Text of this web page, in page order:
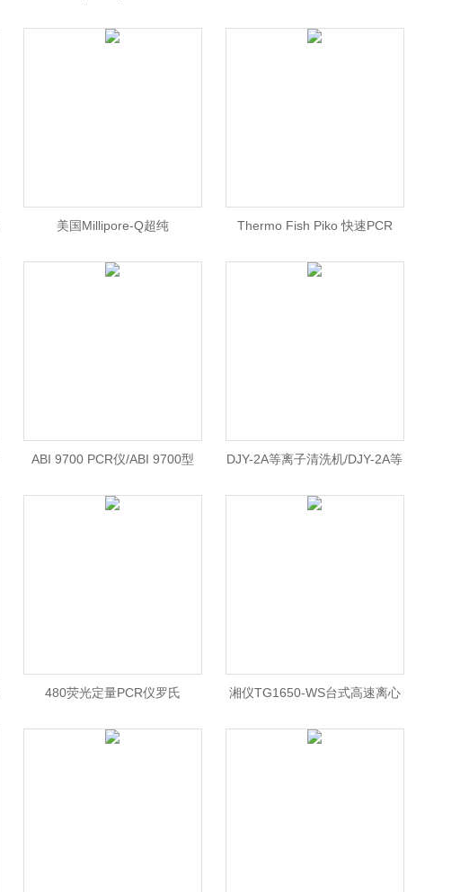
仪/Thermo PIKO PCR仪/ Piko
美国Millipore-Q超纯
水/Millipore-Q超纯水*/美国
Thermo Fish Piko 快速PCR
仪/Thermo /Thermo Piko PCR
ABI 9700 PCR仪/ABI 9700型
PCR仪现货/ABI PCR仪 北京
DJY-2A等离子清洗机/DJY-2A等
离子清洗机/小型等离子清洗机
480荧光定量PCR仪罗氏
LightCycler480荧光定量PCR仪/
湘仪TG1650-WS台式高速离心
机/TG1650-WS离心